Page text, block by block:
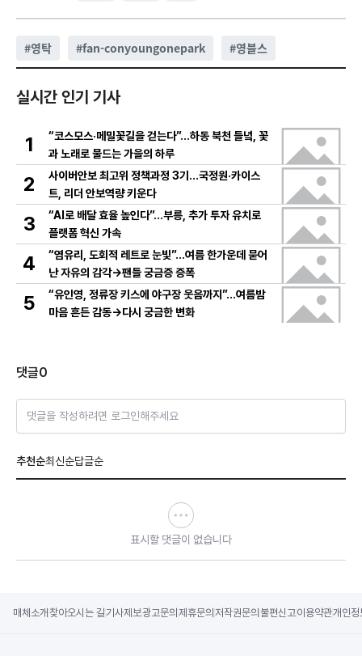
#영탁 #fan-conyoungonepark #영블스
실시간 인기 기사
1
“코스모스·메밀꽃길을 걷는다”…하동 북천 들녘, 꽃
과 노래로 물드는 가을의 하루
2
사이버안보 최고위 정책과정 3기…국정원·카이스
트, 리더 안보역량 키운다
3
“AI로 배달 효율 높인다”…부릉, 추가 투자 유치로
플랫폼 혁신 가속
4
“염유리, 도회적 레트로 눈빛”…여름 한가운데 묻어
난 자유의 감각→팬들 궁금증 증폭
5
“유인영, 정류장 키스에 야구장 웃음까지”…여름밤
마음 흔든 감동→다시 궁금한 변화
댓글0
댓글을 작성하려면 로그인해주세요
추천순최신순답글순
표시할 댓글이 없습니다
매체소개 찾아오시는 길기사제보광고문의 제휴문의 저작권문의 불편신고이용약관개인정